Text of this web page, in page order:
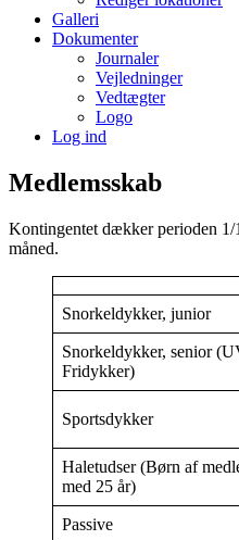
Galleri
Dokumenter
Journaler
Vejledninger
Vedtægter
Logo
Log ind
Medlemsskab
Kontingentet dækker perioden 1/
måned.
Snorkeldykker, junior
Snorkeldykker, senior
Fridykker)
Sportsdykker
Haletudser (Børn af
med 25 år)
Passive